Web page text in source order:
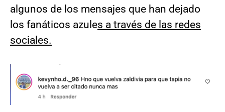
algunos de los mensajes que han dejado
los fanáticos azules a través de las redes
sociales.